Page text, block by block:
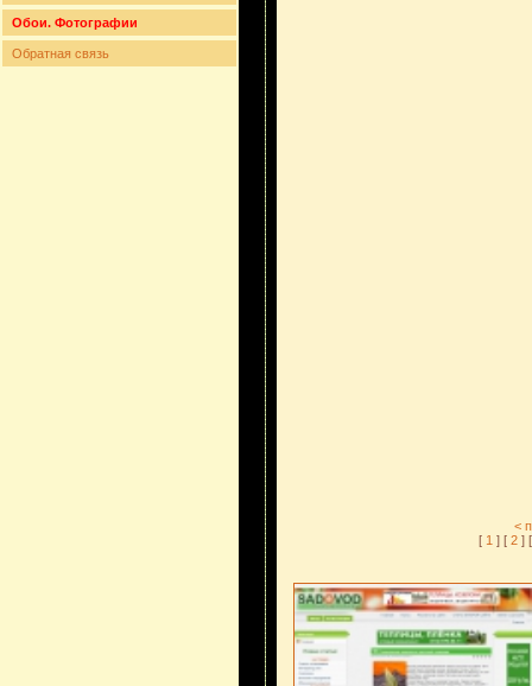
Обои. Фотографии
Обратная связь
<
[ 1 ] [ 2 ] [